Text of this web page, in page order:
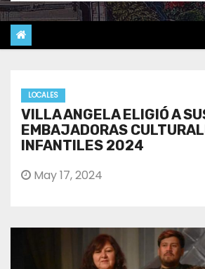
LOCALES
VILLA ANGELA ELIGIÓ A
EMBAJADORAS
INFANTILES 2024
May 17, 2024